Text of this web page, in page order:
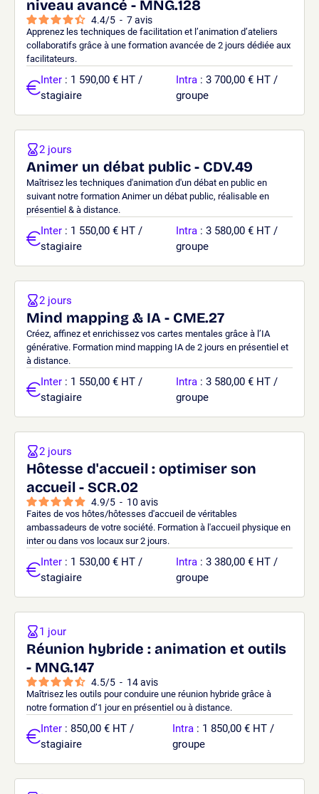
niveau avancé - MNG.128
4.4/5 - 7avis
Apprenez les techniques de facilitation et l’animation d’ateliers
collaboratifs grâce à une formation avancée de 2 jours dédiée aux
facilitateurs.
Inter : 1 590,00 € HT /
stagiaire
Intra : 3 700,00 € HT /
groupe
Animer un débat public - CDV.49
Maîtrisez les techniques d'animation d'un débat en public en
suivant notre formation Animer un débat public, réalisable en
présentiel & à distance.
2 jours
Inter : 1 550,00 € HT /
stagiaire
Intra : 3 580,00 € HT /
groupe
Mind mapping & IA - CME.27
Créez, affinez et enrichissez vos cartes mentales grâce à l’IA
générative. Formation mind mapping IA de 2 jours en présentiel et
à distance.
2 jours
Inter : 1 550,00 € HT /
stagiaire
Intra : 3 580,00 € HT /
groupe
Hôtesse d'accueil : optimiser son
accueil - SCR.02
4.9/5 - 10 avis
Faites de vos hôtes/hôtesses d'accueil de véritables
ambassadeurs de votre société. Formation à l'accueil physique en
inter ou dans vos locaux sur 2 jours.
2 jours
Inter : 1 530,00 € HT /
stagiaire
Intra : 3 380,00 € HT /
groupe
Réunion hybride : animation et outils
- MNG.147
4.5/5 - 14avis
Maîtrisez les outils pour conduire une réunion hybride grâce à
notre formation d’1 jour en présentiel ou à distance.
1 jour
Inter : 850,00 € HT /
stagiaire
Intra : 1 850,00 € HT /
groupe